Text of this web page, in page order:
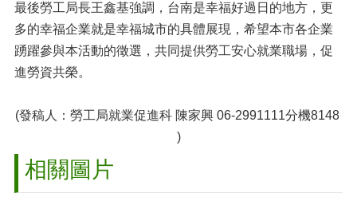
最後勞工局長王鑫基強調，台南是幸福好過日的地方，更
多的幸福企業就是幸福城市的具體展現，希望本市各企業
踴躍參與本活動的徵選，共同提供勞工安心就業職場，促
進勞資共榮。
(發稿人：勞工局就業促進科 陳家興 06-2991111分機8148
)
相關圖片